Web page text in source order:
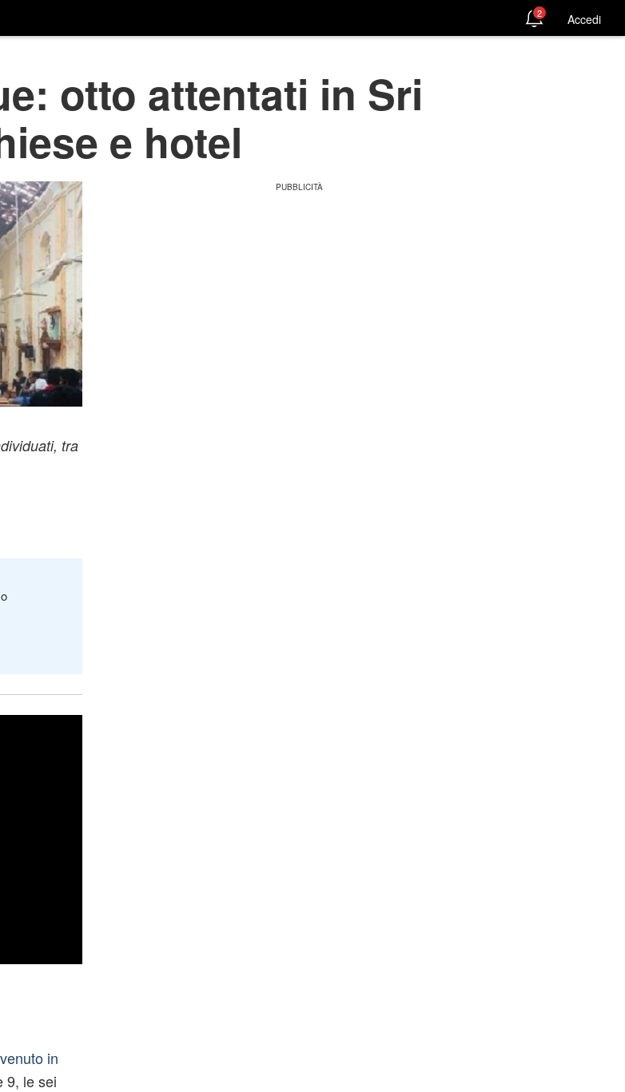
2 Accedi
otto attentati in Sri
e hotel
tra
in
9, le sei